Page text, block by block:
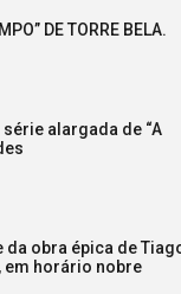
DE TORRE BELA.
série alargada de “A
da obra épica de
em horário nobre